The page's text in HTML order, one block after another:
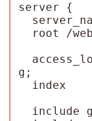
server {
g;